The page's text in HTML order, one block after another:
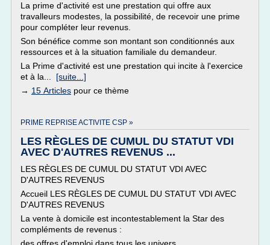
La prime d'activité est une prestation qui offre aux
travalleurs modestes, la possibilité, de recevoir une prime
pour compléter leur revenus.
Son bénéfice comme son montant son conditionnés aux
ressources et à la situation familiale du demandeur.
La Prime d'activité est une prestation qui incite à l'exercice
et à la... [suite...]
→ 15 Articles pour ce thème
PRIME REPRISE ACTIVITE CSP »
LES RÈGLES DE CUMUL DU STATUT VDI
AVEC D'AUTRES REVENUS ...
LES RÈGLES DE CUMUL DU STATUT VDI AVEC
D'AUTRES REVENUS
Accueil LES RÈGLES DE CUMUL DU STATUT VDI AVEC
D'AUTRES REVENUS
La vente à domicile est incontestablement la Star des
compléments de revenus :